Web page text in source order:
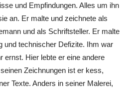
und Empfindungen. Alles um ihn
an. Er malte und zeichnete als
und als Schriftsteller. Er malte
und technischer Defizite. Ihm war
ernst. Hier lebte er eine andere
Zeichnungen ist er kess,
Texte. Anders in seiner Malerei,